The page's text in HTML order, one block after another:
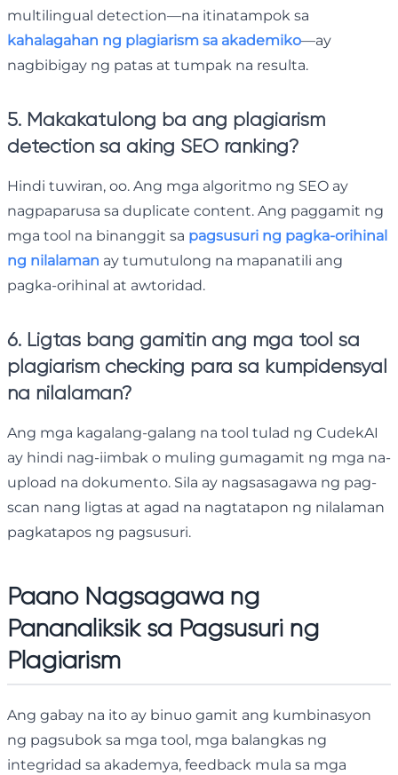
multilingual detection—na itinatampok sa
kahalagahan ng plagiarism sa akademiko—ay
nagbibigay ng patas at tumpak na resulta.
5. Makakatulong ba ang plagiarism
detection sa aking SEO ranking?
Hindi tuwiran, oo. Ang mga algoritmo ng SEO ay
nagpaparusa sa duplicate content. Ang paggamit ng
mga tool na binanggit sa pagsusuri ng pagka-orihinal
ng nilalaman ay tumutulong na mapanatili ang
pagka-orihinal at awtoridad.
6. Ligtas bang gamitin ang mga tool sa
plagiarism checking para sa kumpidensyal
na nilalaman?
Ang mga kagalang-galang na tool tulad ng CudekAI
ay hindi nag-iimbak o muling gumagamit ng mga na-
upload na dokumento. Sila ay nagsasagawa ng pag-
scan nang ligtas at agad na nagtatapon ng nilalaman
pagkatapos ng pagsusuri.
Paano Nagsagawa ng
Pananaliksik sa Pagsusuri ng
Plagiarism
Ang gabay na ito ay binuo gamit ang kumbinasyon
ng pagsubok sa mga tool, mga balangkas ng
integridad sa akademya, feedback mula sa mga